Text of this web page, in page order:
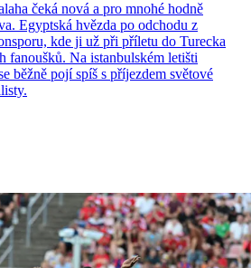
čeká nová a pro mnohé hodně
Egyptská hvězda po odchodu z
kde ji už při příletu do Turecka
fanoušků. Na istanbulském letišti
běžně pojí spíš s příjezdem světové